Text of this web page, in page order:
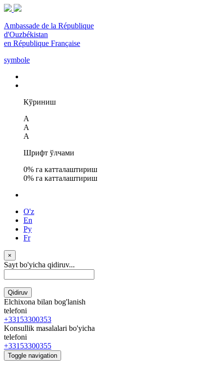
Ambassade de la République
d'Ouzbékistan
en République Française
symbole
Кўриниш
A
A
A
Шрифт ўлчами
0% га катталаштириш
0% га катталаштириш
O'z
En
Ру
Fr
×
Sayt bo'yicha qidiruv...
Qidiruv
Elchixona bilan bog'lanish
telefoni
+33153300353
Konsullik masalalari bo'yicha
telefoni
+33153300355
Toggle navigation